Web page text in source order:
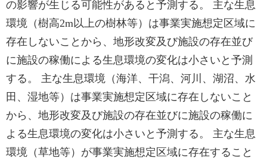
の影響が生じる可能性があると予測する。 主な生息
環境（樹高2m以上の樹林等）は事業実施想定区域に
存在しないことから、地形改変及び施設の存在並び
に施設の稼働による生息環境の変化は小さいと予測
する。 主な生息環境（海洋、干潟、河川、湖沼、水
田、湿地等）は事業実施想定区域に存在しないこと
から、地形改変及び施設の存在並びに施設の稼働に
よる生息環境の変化は小さいと予測する。 主な生息
環境（草地等）が事業実施想定区域に存在すること